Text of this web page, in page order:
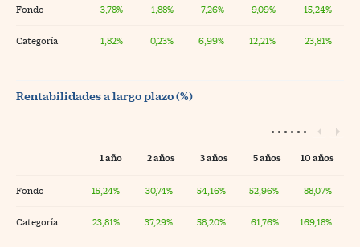
Fondo 3,78% 1,88% 7,26% 9,09% 15,24%
Categoría 1,82% 0,23% 6,99% 12,21% 23,81%
Rentabilidades a largo plazo (%)
1 año 2 años 3 años 5 años 10 años
Fondo 15,24% 30,74% 54,16% 52,96% 88,07%
Categoría 23,81% 37,29% 58,20% 61,76% 169,18%